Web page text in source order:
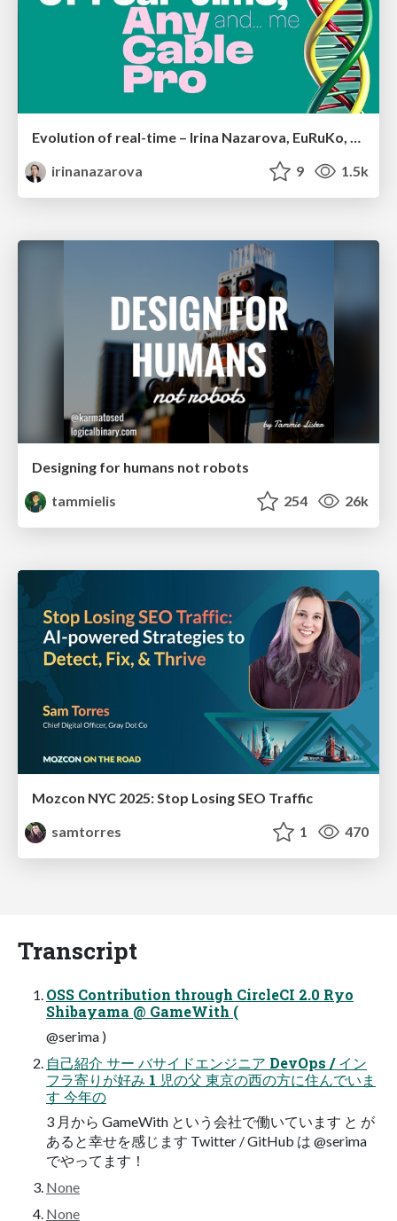
Evolution of real-time – Irina Nazarova, EuRuKo, 2024
irinanazarova
9 1.5k
Designing for humans not robots
tammielis
254 26k
Mozcon NYC 2025: Stop Losing SEO Traffic
samtorres
1 470
Transcript
OSS Contribution through CircleCI 2.0 Ryo
Shibayama @ GameWith (
@serima )
自己紹介 サー バサイドエンジニア DevOps / イン
フラ寄りが好み 1 児の父 東京の西の方に住んでいま
す 今年の
3 月から GameWith という会社で働いています と が
あると幸せを感じます Twitter / GitHub は @serima
でやってます！
None
None